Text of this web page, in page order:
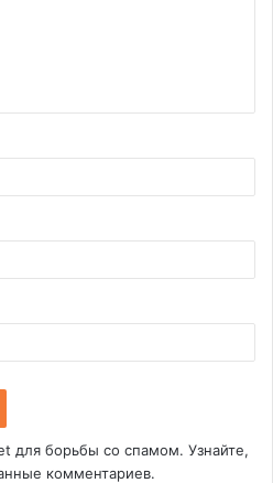
для борьбы со спамом. Узнайте,
комментариев.